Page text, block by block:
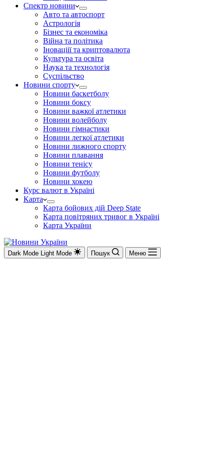
Спектр новини
Авто та автоспорт
Астрологія
Бізнес та економіка
Війна та політика
Іноваціії та криптовалюта
Культура та освіта
Наука та технологія
Суспільство
Новини спорту
Новини баскетболу
Новини боксу
Новини важкої атлетики
Новини волейболу
Новини гімнастики
Новини легкої атлетики
Новини лижного спорту
Новини плавання
Новини тенісу
Новини футболу
Новини хокею
Курс валют в Україні
Карта
Карта бойових дій Deep State
Карта повітряних тривог в Україні
Карта України
Dark Mode Light Mode Пошук Меню